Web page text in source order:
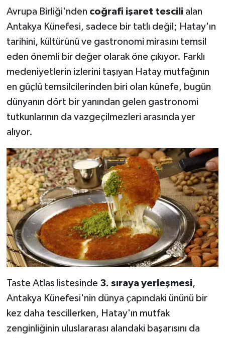
Avrupa Birliği'nden coğrafi işaret tescilialan
Antakya Künefesi, sadece bir tatlı değil; Hatay'ın
tarihini, kültürünü ve gastronomi mirasını temsil
eden önemli bir değer olarak öne çıkıyor. Farklı
medeniyetlerin izlerini taşıyan Hatay mutfağının
en güçlü temsilcilerinden biri olan künefe, bugün
dünyanın dört bir yanından gelen gastronomi
tutkunlarının da vazgeçilmezleri arasında yer
alıyor.
Taste Atlas listesinde 3. sıraya yerleşmesi,
Antakya Künefesi'nin dünya çapındaki ününü bir
kez daha tescillerken, Hatay'ın mutfak
zenginliğinin uluslararası alandaki başarısını da